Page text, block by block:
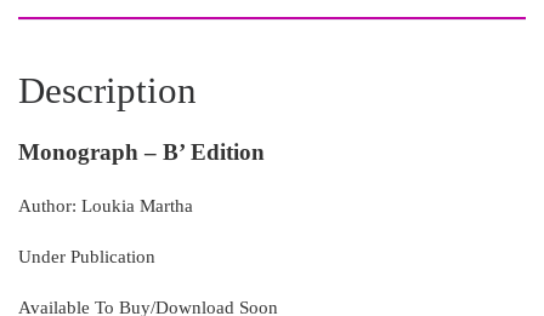
Description
Monograph – B’ Edition
Author: Loukia Martha
Under Publication
Available To Buy/Download Soon